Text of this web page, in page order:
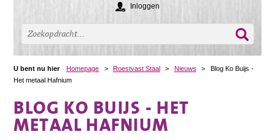
Inloggen
U bent nu hier Homepage > Roestvast Staal > Nieuws >
Blog Ko Buijs -
Het metaal Hafnium
BLOG KO BUIJS - HET
METAAL HAFNIUM